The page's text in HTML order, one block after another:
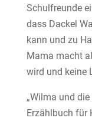
Schulfreunde
dass Dackel
kann und zu
Mama macht
wird und keine
„Wilma und
Erzählbuch für